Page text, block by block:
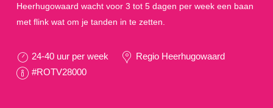
Heerhugowaard wacht voor 3 tot 5 dagen per week een baan
met flink wat om je tanden in te zetten.
24-40 uur per week
Regio Heerhugowaard
#ROTV28000